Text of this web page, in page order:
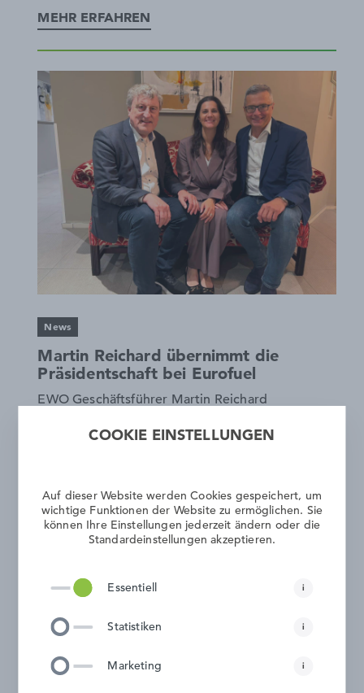
MEHR ERFAHREN
News
Martin Reichard übernimmt die
Präsidentschaft bei Eurofuel
EWO Geschäftsführer Martin Reichard
Eurofuel ab 2027 von Moritz Bellingen (en2x,
COOKIE EINSTELLUNGEN
Auf dieser Website werden Cookies gespeichert, um
wichtige Funktionen der Website zu ermöglichen. Sie
können Ihre Einstellungen jederzeit ändern oder die
Standardeinstellungen akzeptieren.
Essentiell i
Statistiken i
Marketing i